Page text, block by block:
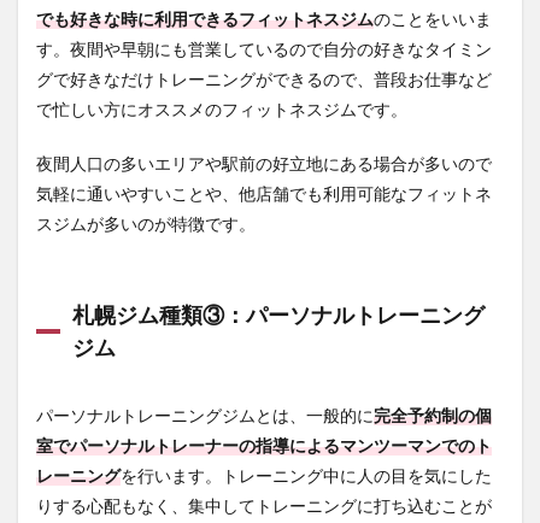
で通
うス
ポー
ツジ
ムの
選び
2.1
予算
範囲
料金
であ
2.2
目的
に合
った
トレ
でも好きな時に利用できるフィットネスジムのことをいいま
す。夜間や早朝にも営業しているので自分の好きなタイミン
グで好きなだけトレーニングができるので、普段お仕事など
で忙しい方にオススメのフィットネスジムです。
夜間人口の多いエリアや駅前の好立地にある場合が多いので
気軽に通いやすいことや、他店舗でも利用可能なフィットネ
スジムが多いのが特徴です。
札幌ジム種類③：パーソナルトレーニング
ジム
パーソナルトレーニングジムとは、一般的に完全予約制の個
室でパーソナルトレーナーの指導によるマンツーマンでのト
レーニングを行います。トレーニング中に人の目を気にした
りする心配もなく、集中してトレーニングに打ち込むことが